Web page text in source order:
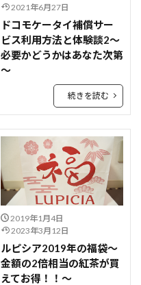
2021年6月27日
ドコモケータイ補償サー
ビス利用方法と体験談2～
必要かどうかはあなた次第
～
続きを読む
2019年1月4日
2023年3月12日
ルピシア2019年の福袋～
金額の2倍相当の紅茶が買
えてお得！！～